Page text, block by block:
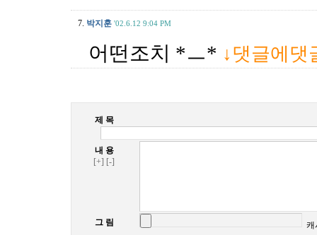
7. 박지훈 '02.6.12 9:04 PM
어떤조치 *ㅡ* ↓댓글에댓
제 목
내 용
[+] [-]
그 림 캐